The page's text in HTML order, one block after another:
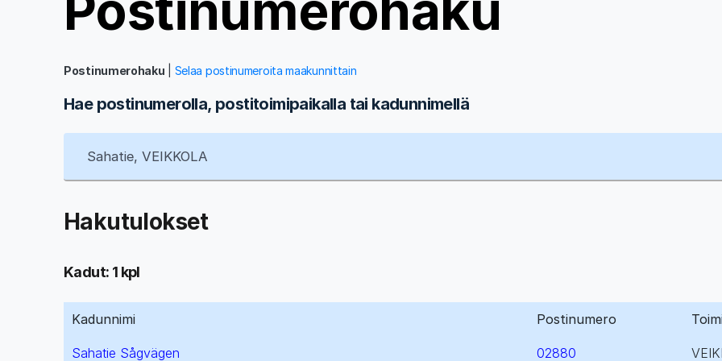
Postinumerohaku Selaa postinumeroita maakunnittain
Hae postinumerolla, postitoimipaikalla tai kadunnimellä
Hakutulokset
Kadut: 1 kpl
Kadunnimi Postinumero
Sahatie Sågvägen 02880